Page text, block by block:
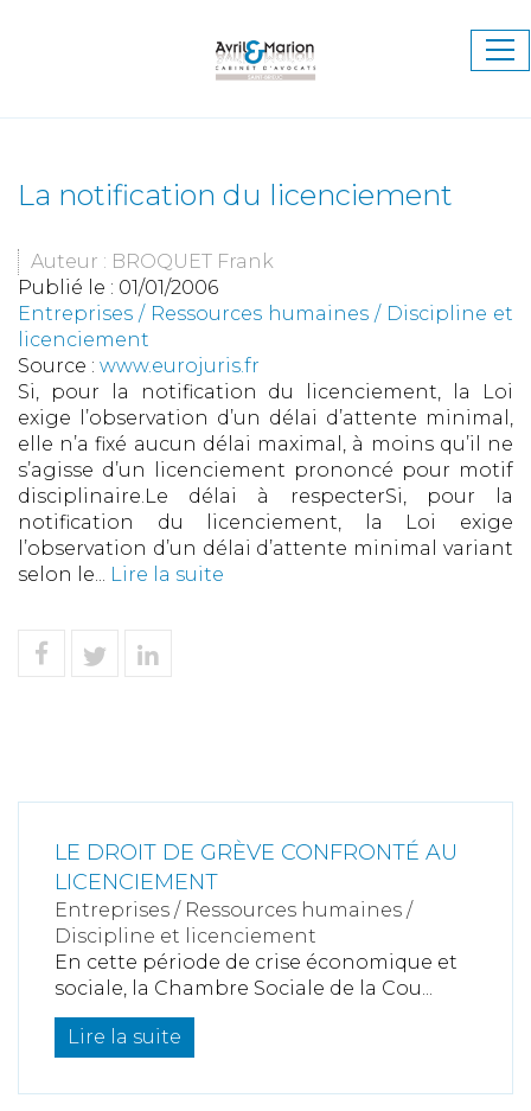
La notification du licenciement
Auteur : BROQUET Frank
Publié le : 01/01/2006
Entreprises / Ressources humaines / Discipline et
licenciement
Source : www.eurojuris.fr
Si, pour la notification du licenciement, la Loi
exige l’observation d’un délai d’attente minimal,
elle n’a fixé aucun délai maximal, à moins qu’il ne
s’agisse d’un licenciement prononcé pour motif
disciplinaire.Le délai à respecterSi, pour la
notification du licenciement, la Loi exige
l’observation d’un délai d’attente minimal variant
selon le... Lire la suite
LE DROIT DE GRÈVE CONFRONTÉ AU
LICENCIEMENT
Entreprises / Ressources humaines /
Discipline et licenciement
En cette période de crise économique et
sociale, la Chambre Sociale de la Cou...
Lire la suite